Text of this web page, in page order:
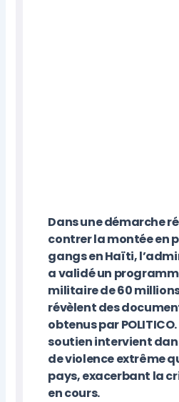
Dans une démarche
contrer la montée en
gangs en Haïti,
a validé un
militaire de 60
révèlent des
obtenus par
soutien intervient
de violence extrême
pays, exacerbant la
en cours.